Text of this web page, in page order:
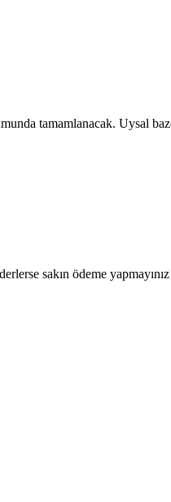
tamamlanacak. Uysal
sakın ödeme